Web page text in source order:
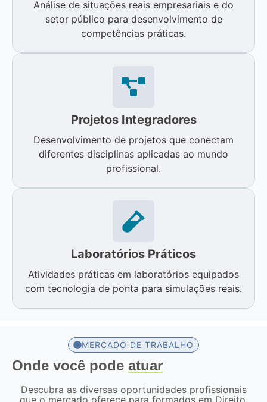
Análise de situações reais empresariais e do
setor público para desenvolvimento de
competências práticas.
Projetos Integradores
Desenvolvimento de projetos que conectam
diferentes disciplinas aplicadas ao mundo
profissional.
Laboratórios Práticos
Atividades práticas em laboratórios equipados
com tecnologia de ponta para simulações reais.
MERCADO DE TRABALHO
Onde você pode atuar
Descubra as diversas oportunidades profissionais